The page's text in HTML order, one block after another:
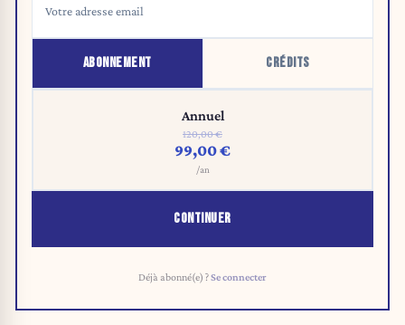
ABONNEMENT CRÉDITS
Annuel
120,00 €
99,00 €
/an
CONTINUER
Déjà abonné(e) ?Se connecter